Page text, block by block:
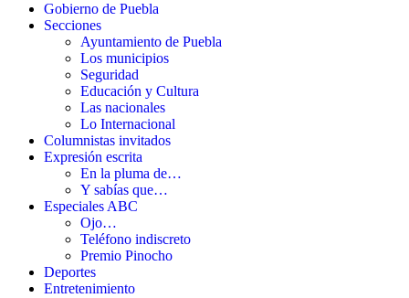
Gobierno de Puebla
Secciones
Ayuntamiento de Puebla
Los municipios
Seguridad
Educación y Cultura
Las nacionales
Lo Internacional
Columnistas invitados
Expresión escrita
En la pluma de…
Y sabías que…
Especiales ABC
Ojo…
Teléfono indiscreto
Premio Pinocho
Deportes
Entretenimiento